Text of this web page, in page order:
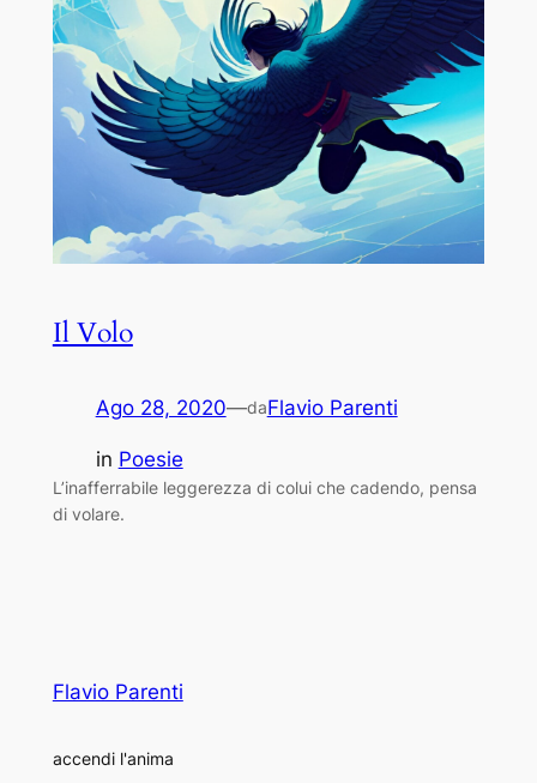
Il Volo
Ago 28, 2020—daFlavio Parenti
in Poesie
L’inafferrabile leggerezza di colui che cadendo, pensa
di volare.
Flavio Parenti
accendi l'anima